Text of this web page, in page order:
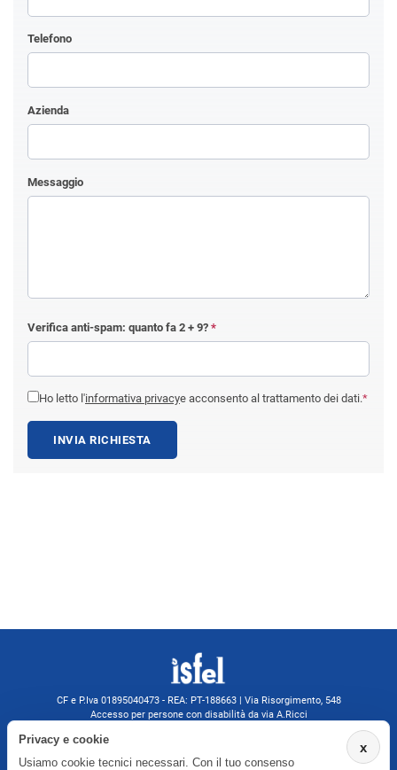
Telefono
Azienda
Messaggio
Verifica anti-spam: quanto fa 2 + 9? *
Ho letto l'informativa privacye acconsento al trattamento dei dati.*
INVIA RICHIESTA
CF e P.Iva 01895040473 - REA: PT-188663 | Via Risorgimento, 548
Accesso per persone con disabilità da via A.Ricci
isfel@pec.it
x
Privacy e cookie
Usiamo cookie tecnici necessari. Con il tuo consenso